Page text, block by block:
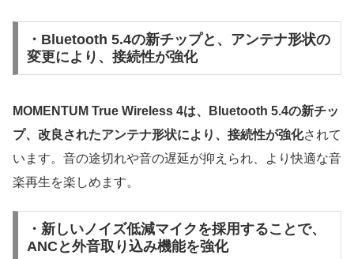
・Bluetooth 5.4の新チップと、アンテナ形状の
変更により、接続性が強化
MOMENTUM True Wireless 4は、Bluetooth 5.4の新チッ
プ、改良されたアンテナ形状により、接続性が強化されて
います。音の途切れや音の遅延が抑えられ、より快適な音
楽再生を楽しめます。
・新しいノイズ低減マイクを採用することで、
ANCと外音取り込み機能を強化